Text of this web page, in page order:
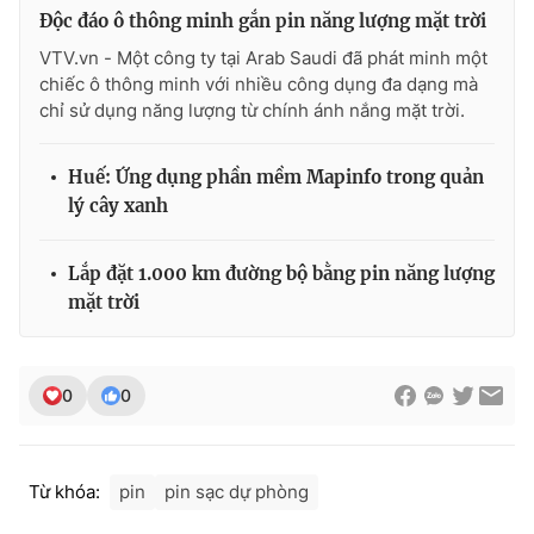
THỜI BÁO VTV
Cơ quan chủ quản:
cấp ngày 29/12/2023
Tổng Biên tập:
Nguyễn Trọng Ninh
Độc đáo ô thông minh gắn pin năng lượng mặt trời
VTV.vn - Một công ty tại Arab Saudi đã phát minh một
chiếc ô thông minh với nhiều công dụng đa dạng mà
chỉ sử dụng năng lượng từ chính ánh nắng mặt trời.
Huế: Ứng dụng phần mềm Mapinfo trong quản
lý cây xanh
Lắp đặt 1.000 km đường bộ bằng pin năng lượng
mặt trời
0 0
Từ khóa: pin pin sạc dự phòng